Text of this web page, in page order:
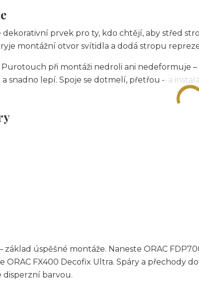
dekorativní prvek pro ty, kdo chtějí, aby střed
montážní otvor svítidla a dodá stropu
při montáži nedroli ani nedeformuje –
a snadno lepí. Spoje se dotmelí, přetřou – a
základ úspěšné montáže. Naneste ORAC
ORAC FX400 Decofix Ultra. Spáry a přechody
disperzní barvou.